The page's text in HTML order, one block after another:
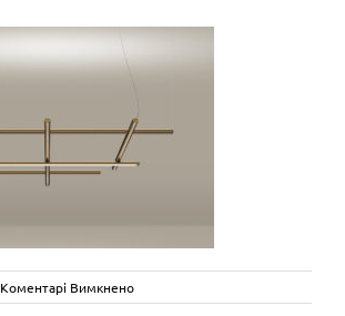
Коментарі Вимкненодо